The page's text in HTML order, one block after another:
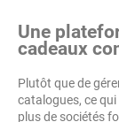
Une
cadeaux
Plutôt que de
catalogues, ce
plus de sociétés